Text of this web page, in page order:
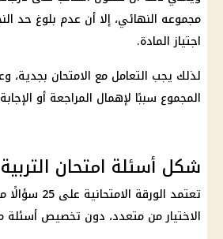
مجموعه النهائي، إلا أن عدم بلوغ حد
اجتياز المادة.
لذلك يجب التعامل مع الامتحان بجدية،
المجموع سببًا لإهمال المراجعة أو
شكل أسئلة امتحان التربية
تعتمد الورقة
الاختيار من متعدد، دون تخصيص أسئلة